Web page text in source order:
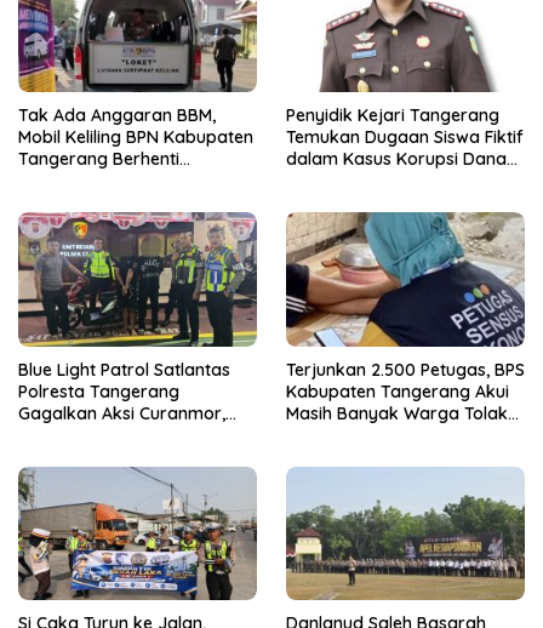
Tak Ada Anggaran BBM,
Mobil Keliling BPN Kabupaten
Tangerang Berhenti
Penyidik Kejari Tangerang
Temukan Dugaan Siswa Fiktif
dalam Kasus Korupsi Dana
Blue Light Patrol Satlantas
Polresta Tangerang
Gagalkan Aksi Curanmor,
Terjunkan 2.500 Petugas, BPS
Kabupaten Tangerang Akui
Masih Banyak Warga Tolak
Si Caka Turun ke Jalan, Danlanud Saleh Basarah